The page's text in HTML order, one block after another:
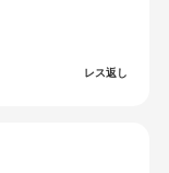
レス返し